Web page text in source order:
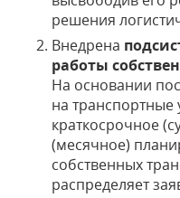
решения
Внедрена
работы
На основании
на транспортные
краткосрочное
(месячное)
собственных
распределяет